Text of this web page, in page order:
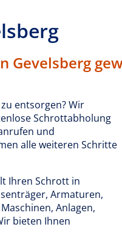
Gevels­berg
entsorgen? Wir
Schrottabholung
und
alle weiteren Schritte
Ihren Schrott in
Armaturen,
Anlagen,
bieten Ihnen